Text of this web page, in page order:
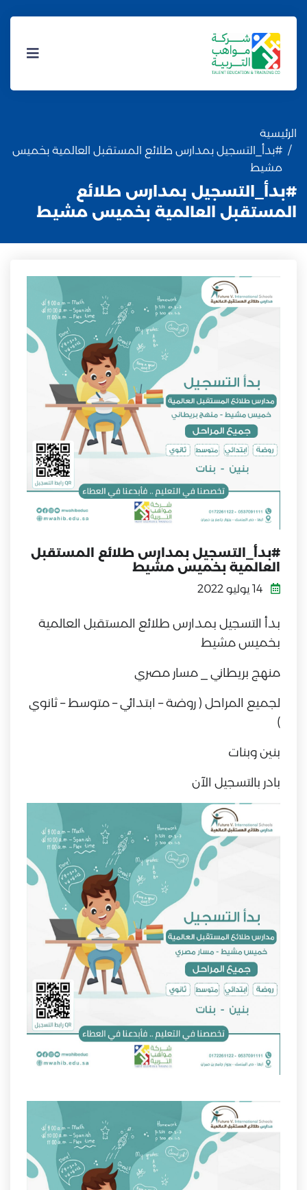
الرئيسية
#بدأ_التسجيل بمدارس طلائع المستقبل العالمية بخميس
مشيط
#بدأ_التسجيل بمدارس طلائع
المستقبل العالمية بخميس مشيط
#بدأ_التسجيل بمدارس طلائع المستقبل
العالمية بخميس مشيط
بدأ التسجيل بمدارس طلائع المستقبل العالمية
بخميس مشيط
منهج بريطاني _ مسار مصري
لجميع المراحل ( روضة – ابتدائي – متوسط – ثانوي
)
بنين وبنات
بادر بالتسجيل الآن